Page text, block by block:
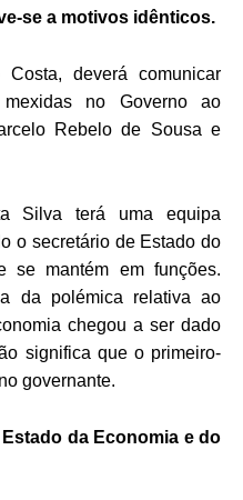
se a motivos idênticos.
Costa, deverá comunicar
no Governo ao
Rebelo de Sousa e
Silva terá uma equipa
o secretário de Estado do
se mantém em funções.
da polémica relativa ao
chegou a ser dado
significa que o primeiro-
governante.
da Economia e do